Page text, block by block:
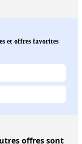
et offres favorites
offres sont